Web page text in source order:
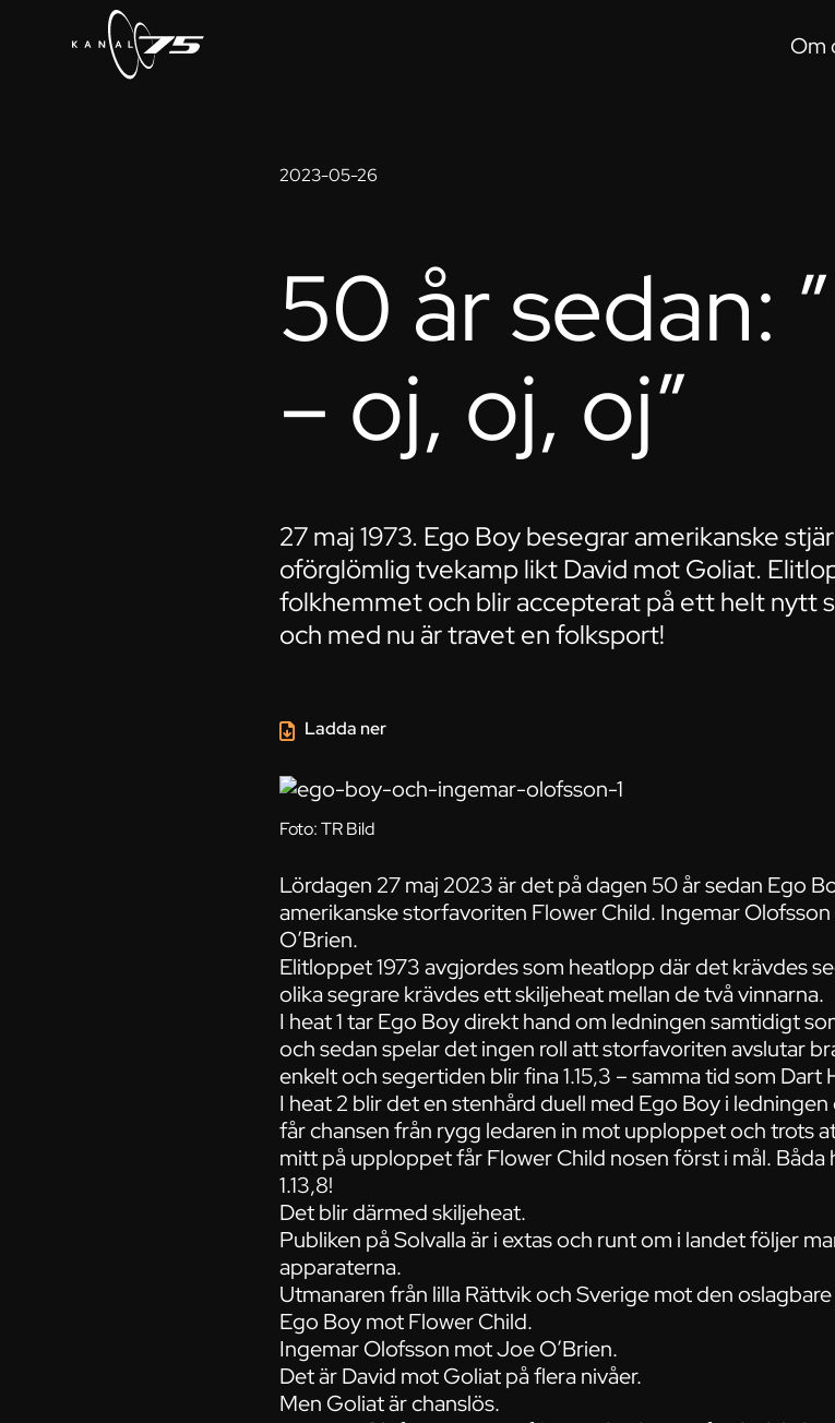
Om
2023-05-26
Foto: TR Bild
50 år sedan:
– oj, oj, oj”
27 maj 1973. Ego Boy besegrar amerikanske
oförglömlig tvekamp likt David mot Goliat.
folkhemmet och blir accepterat på ett helt nytt
och med nu är travet en folksport!
Lördagen 27 maj 2023 är det på dagen 50 år sedan Ego
amerikanske storfavoriten Flower Child. Ingemar
O’Brien.
Elitloppet 1973 avgjordes som heatlopp där det krävdes
olika segrare krävdes ett skiljeheat mellan de två vinnarna.
I heat 1 tar Ego Boy direkt hand om ledningen samtidigt
och sedan spelar det ingen roll att storfavoriten avslutar
enkelt och segertiden blir fina 1.15,3 – samma tid som
I heat 2 blir det en stenhård duell med Ego Boy i
får chansen från rygg ledaren in mot upploppet och trots
mitt på upploppet får Flower Child nosen först i mål.
1.13,8!
Det blir därmed skiljeheat.
Publiken på Solvalla är i extas och runt om i landet följer
apparaterna.
Utmanaren från lilla Rättvik och Sverige mot den
Ego Boy mot Flower Child.
Ingemar Olofsson mot Joe O’Brien.
Det är David mot Goliat på flera nivåer.
Men Goliat är chanslös.
Ladda ner